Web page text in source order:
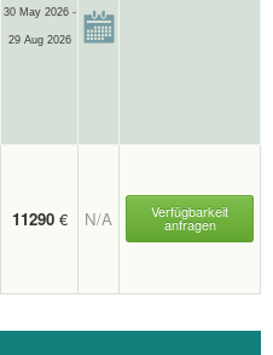
30 May 2026 -
29 Aug 2026
11290 € N/A Verfügbarkeit
anfragen